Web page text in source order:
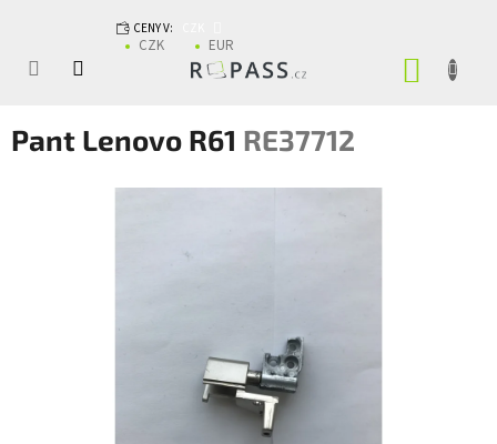
CENY V:
CZK EUR
Pant Lenovo R61 RE37712